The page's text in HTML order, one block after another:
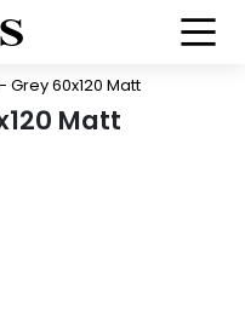
60x120 Matt
Matt